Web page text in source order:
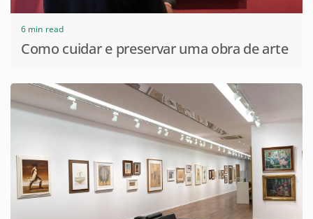
6 min read
Como cuidar e preservar uma obra de arte